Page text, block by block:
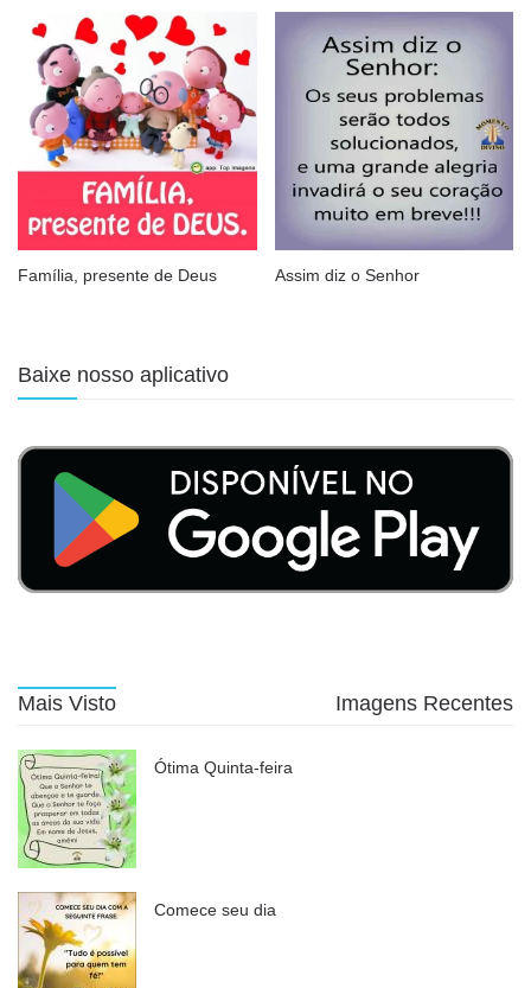
Família, presente de Deus Assim diz o Senhor
Baixe nosso aplicativo
Mais Visto Imagens Recentes
Ótima Quinta-feira
Comece seu dia